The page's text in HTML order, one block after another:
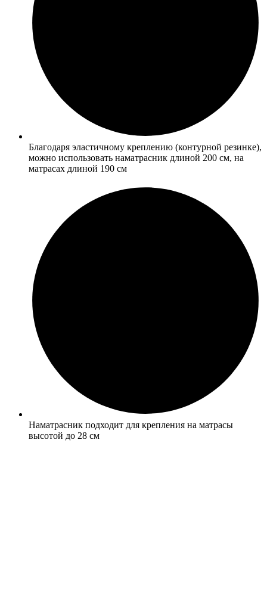
Благодаря эластичному креплению (контурной резинке),
можно использовать наматрасник длиной 200 см, на
матрасах длиной 190 см
Наматрасник подходит для крепления на матрасы
высотой до 28 см